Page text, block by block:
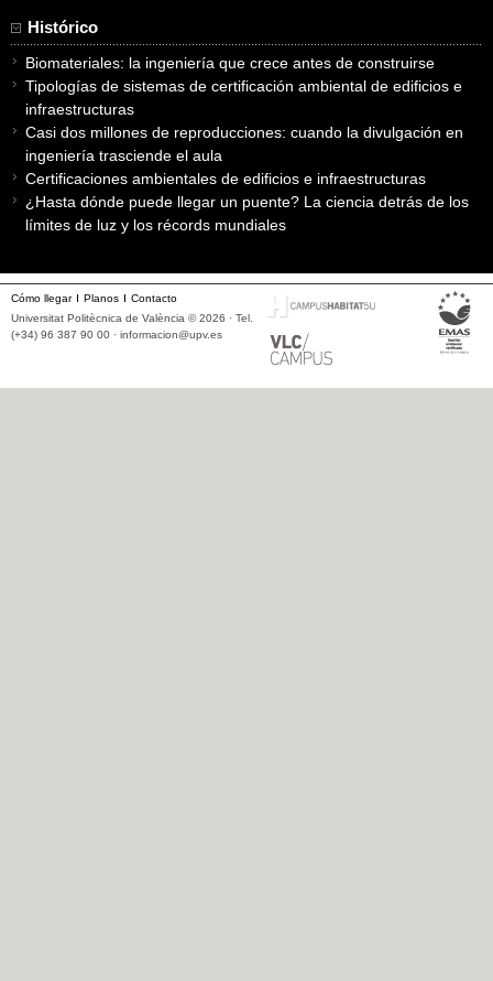
Histórico
Biomateriales: la ingeniería que crece antes de construirse
Tipologías de sistemas de certificación ambiental de edificios e
infraestructuras
Casi dos millones de reproducciones: cuando la divulgación en
ingeniería trasciende el aula
Certificaciones ambientales de edificios e infraestructuras
¿Hasta dónde puede llegar un puente? La ciencia detrás de los
límites de luz y los récords mundiales
Cómo llegar Planos
Contacto
Universitat Politècnica de València © 2026 · Tel.
(+34) 96 387 90 00 · informacion@upv.es